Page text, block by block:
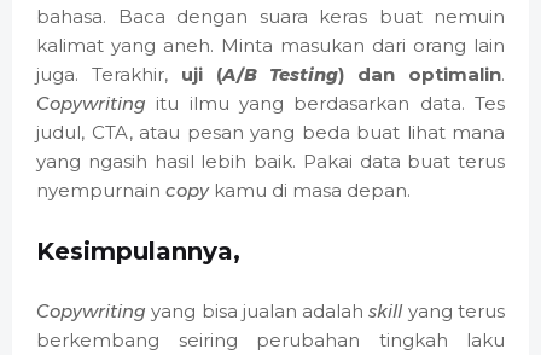
bahasa. Baca dengan suara keras buat nemuin
kalimat yang aneh. Minta masukan dari orang lain
juga. Terakhir, uji (A/B Testing) dan optimalin.
Copywriting itu ilmu yang berdasarkan data. Tes
judul, CTA, atau pesan yang beda buat lihat mana
yang ngasih hasil lebih baik. Pakai data buat terus
nyempurnain copykamu di masa depan.
Kesimpulannya,
Copywriting yang bisa jualan adalahskillyang terus
berkembang seiring perubahan tingkah laku